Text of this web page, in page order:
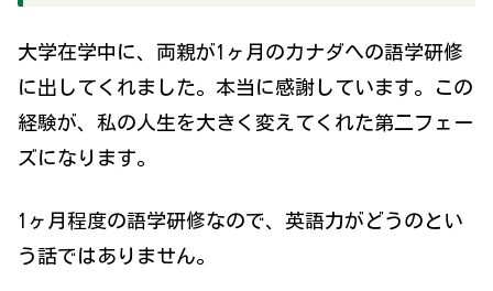
大学在学中に、両親が1ヶ月のカナダへの語学研修
に出してくれました。本当に感謝しています。この
経験が、私の人生を大きく変えてくれた第二フェー
ズになります。
1ヶ月程度の語学研修なので、英語力がどうのとい
う話ではありません。